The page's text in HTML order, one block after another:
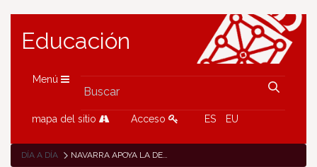
Educación
Menú
mapa del sitio Acceso ES EU
DÍA A DÍA NAVARRA APOYA LA DEROGACIÓN DE LA LOMCE Y RESPALDA LA NUEVA LEY DE EDUCACIÓN